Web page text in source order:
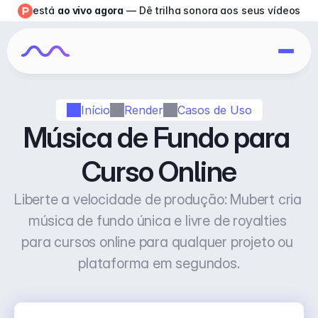
Início Render Casos de Uso
Música de Fundo para
Curso Online
Liberte a velocidade de produção: Mubert cria
música de fundo única e livre de royalties
para cursos online para qualquer projeto ou
plataforma em segundos.
está ao vivo agora — Dê trilha sonora aos seus vídeos